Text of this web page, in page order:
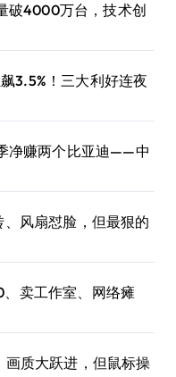
破4000万台，技术创
3.5%！三大利好连夜
净赚两个比亚迪——中
风扇怼脸，但最狠的
卖工作室、网络瘫
画质大跃进，但鼠标操